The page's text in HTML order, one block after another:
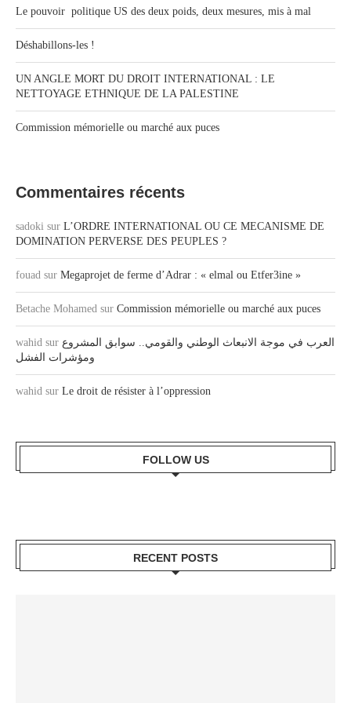
Le pouvoir politique US des deux poids, deux mesures, mis à mal
Déshabillons-les !
UN ANGLE MORT DU DROIT INTERNATIONAL : LE
NETTOYAGE ETHNIQUE DE LA PALESTINE
Commission mémorielle ou marché aux puces
Commentaires récents
sadoki sur L’ORDRE INTERNATIONAL OU CE MECANISME DE
DOMINATION PERVERSE DES PEUPLES ?
fouad sur Megaprojet de ferme d’Adrar : « elmal ou Etfer3ine »
Betache Mohamed sur Commission mémorielle ou marché aux puces
wahid sur العرب في موجة الانبعاث الوطني والقومي.. سوابق المشروع
ومؤشرات الفشل
wahid sur Le droit de résister à l’oppression
FOLLOW US
RECENT POSTS